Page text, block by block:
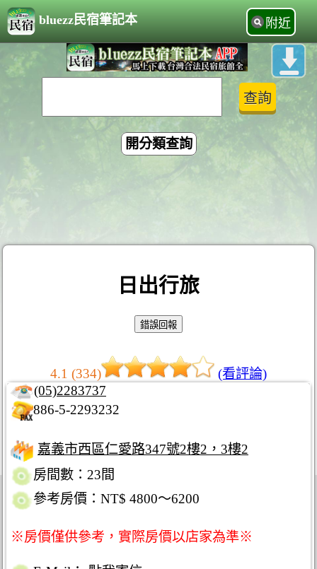
bluezz民宿筆記本 附近
開分類查詢
日出行旅
4.1 (334)
(看評論)
(05)2283737
886-5-2293232
嘉義市西區仁愛路347號2樓2，3樓2
房間數：23間
參考房價：NT$ 4800～6200
※房價僅供參考，實際房價以店家為準※